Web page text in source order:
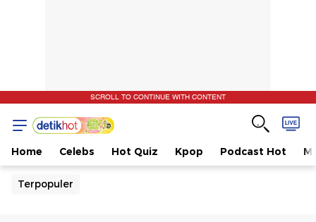
SCROLL TO CONTINUE WITH CONTENT
Home Celebs Hot Quiz Kpop Podcast Hot
Terpopuler